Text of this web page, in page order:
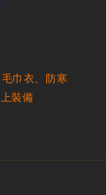
巾衣、防寒
裝備